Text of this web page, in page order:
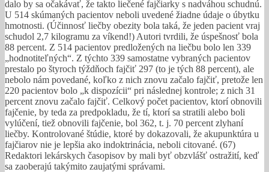
dalo by sa očakávať, že takto liečené fajčiarky s nadváhou schudnú.
U 514 skúmaných pacientov neboli uvedené žiadne údaje o úbytku
hmotnosti. (Účinnosť liečby obezity bola taká, že jeden pacient vraj
schudol 2,7 kilogramu za víkend!) Autori tvrdili, že úspešnosť bola
88 percent. Z 514 pacientov predložených na liečbu bolo len 339
„hodnotiteľných“. Z týchto 339 samostatne vybraných pacientov
prestalo po štyroch týždňoch fajčiť 297 (to je tých 88 percent), ale
nebolo nám povedané, koľko z nich znovu začalo fajčiť, pretože len
220 pacientov bolo „k dispozícii“ pri následnej kontrole; z nich 31
percent znovu začalo fajčiť. Celkový počet pacientov, ktorí obnovili
fajčenie, by teda za predpokladu, že tí, ktorí sa stratili alebo boli
vylúčení, tiež obnovili fajčenie, bol 362, t. j. 70 percent zlyhaní
liečby. Kontrolované štúdie, ktoré by dokazovali, že akupunktúra u
fajčiarov nie je lepšia ako indoktrinácia, neboli citované. (67)
Redaktori lekárskych časopisov by mali byť obzvlášť ostražití, keď
sa zaoberajú takýmito zaujatými správami.